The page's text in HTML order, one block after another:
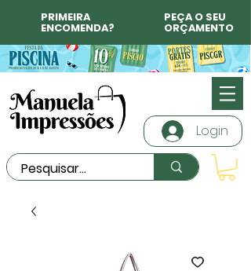
PRIMEIRA
ENCOMENDA?
PEÇA O SEU
ORÇAMENTO
Login